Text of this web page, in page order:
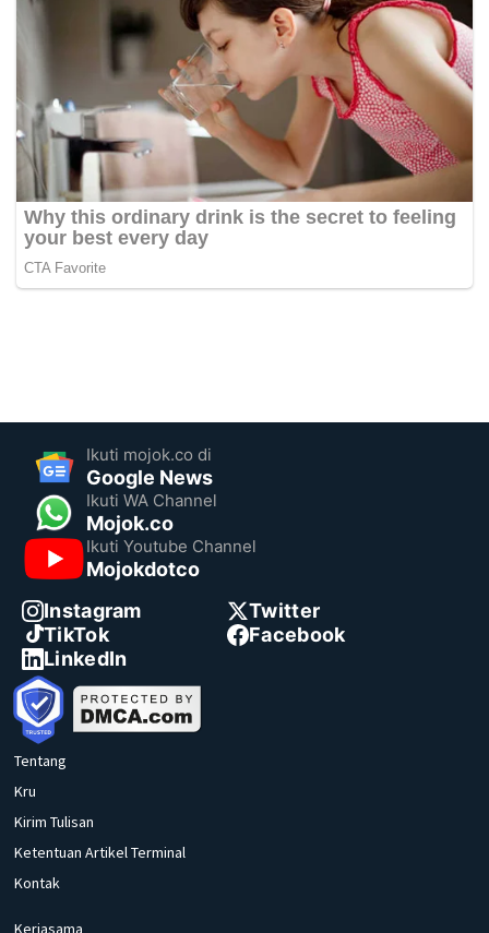
Ikuti mojok.co di
Google News
Ikuti WA Channel
Mojok.co
Ikuti Youtube Channel
Mojokdotco
Instagram
Twitter
TikTok
Facebook
LinkedIn
Tentang
Kru
Kirim Tulisan
Ketentuan Artikel Terminal
Kontak
Kerjasama